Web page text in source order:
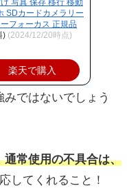
写真 保存 移行 移動
SDカードカメラリー
フォーカス 正規品
) (2024/12/20時点)
楽天で購入
ではないでしょう
通常使用の不具合は、
してくれること！